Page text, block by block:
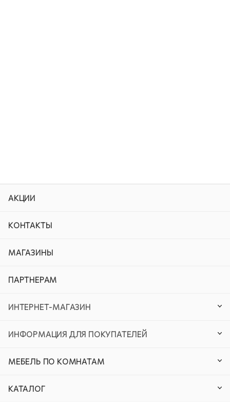
АКЦИИ
КОНТАКТЫ
МАГАЗИНЫ
ПАРТНЕРАМ
ИНТЕРНЕТ-МАГАЗИН
ИНФОРМАЦИЯ ДЛЯ ПОКУПАТЕЛЕЙ
МЕБЕЛЬ ПО КОМНАТАМ
КАТАЛОГ